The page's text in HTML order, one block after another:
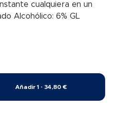
cualquiera en un
Alcohólico: 6% GL
Añadir 1 · 34,80 €